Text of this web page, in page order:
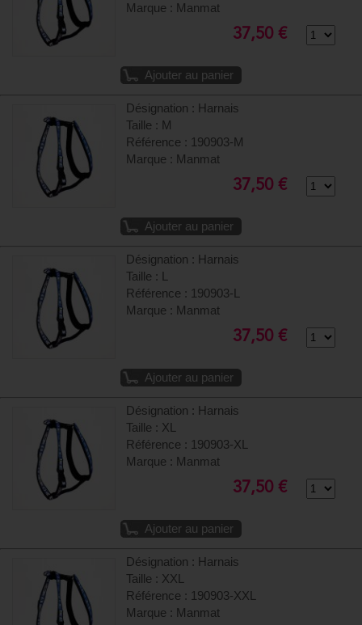
Marque : Manmat
37,50 €
Ajouter au panier
Désignation : Harnais
Taille : M
Référence : 190903-M
Marque : Manmat
37,50 €
Ajouter au panier
Désignation : Harnais
Taille : L
Référence : 190903-L
Marque : Manmat
37,50 €
Ajouter au panier
Désignation : Harnais
Taille : XL
Référence : 190903-XL
Marque : Manmat
37,50 €
Ajouter au panier
Désignation : Harnais
Taille : XXL
Référence : 190903-XXL
Marque : Manmat